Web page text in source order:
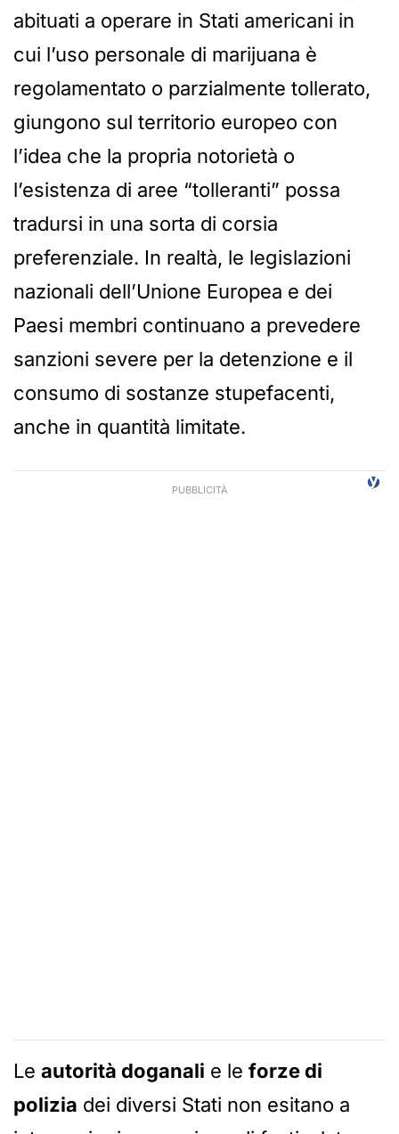
abituati a operare in Stati americani in
cui l’uso personale di marijuana è
regolamentato o parzialmente tollerato,
giungono sul territorio europeo con
l’idea che la propria notorietà o
l’esistenza di aree “tolleranti” possa
tradursi in una sorta di corsia
preferenziale. In realtà, le legislazioni
nazionali dell’Unione Europea e dei
Paesi membri continuano a prevedere
sanzioni severe per la detenzione e il
consumo di sostanze stupefacenti,
anche in quantità limitate.
Le autorità doganali e le forze di
polizia dei diversi Stati non esitano a